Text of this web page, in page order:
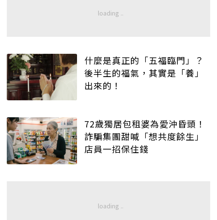
什麼是真正的「五福臨門」？
後半生的福氣，其實是「養」
出來的！
72歲獨居包租婆為愛沖昏頭！
詐騙集團甜喊「想共度餘生」
店員一招保住錢